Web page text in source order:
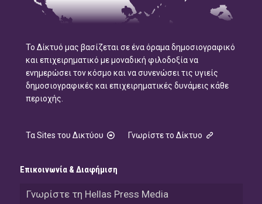
Το Δίκτυό μας βασίζεται σε ένα όραμα δημοσιογραφικό
και επιχειρηματικό με μοναδική φιλοδοξία να
ενημερώσει τον κόσμο και να συνενώσει τις υγιείς
δημοσιογραφικές και επιχειρηματικές δυνάμεις κάθε
περιοχής.
Τα Sites του Δικτύου Γνωρίστε το Δίκτυο
Επικοινωνία & Διαφήμιση
Γνωρίστε τη Hellas Press Media